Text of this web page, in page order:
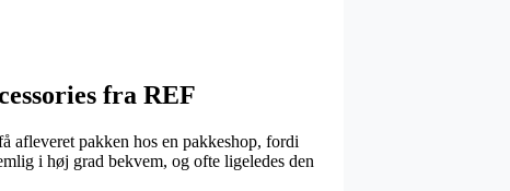
fra REF
afleveret pakken hos en pakkeshop, fordi
i høj grad bekvem, og ofte ligeledes den